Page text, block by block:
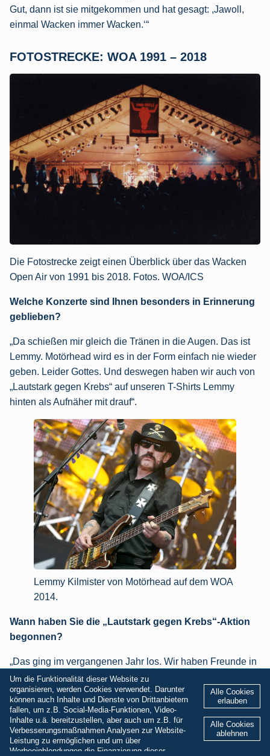
Gut, dann ist sie mitgekommen und hat gesagt: ,Jawoll,
einmal Wacken immer Wacken.‘“
FOTOSTRECKE: WOA 1991 – 2018
Die Fotostrecke zeigt einen Überblick über das Wacken
Open Air von 1991 bis 2018. Fotos. WOA/ICS
Welche Konzerte sind Ihnen besonders in Erinnerung
geblieben?
„Da schießen mir gleich die Tränen in die Augen. Das ist
Lemmy. Motörhead wird es in der Form einfach nie wieder
geben. Leider Gottes. Und deswegen haben wir auch von
„Lautstark gegen Krebs“ auf unseren T-Shirts Lemmy
hinten als Aufnäher mit drauf“.
Lemmy Kilmister von Motörhead auf dem WOA
2014.
Wann haben Sie die „Lautstark gegen Krebs“-Aktion
begonnen?
„Das ging im vergangenen Jahr los. Wir haben Freunde in
Kiel, mit denen wir 2017 über Weihnachten in Ägypten
waren. Wir kamen am 27. Dezember wieder, am 5. Januar
2018 ist der Mann ins Krankenhaus gekommen und bei
ihm wurde Lungenkrebs im Endstadium diagnostiziert.
Und am 27. Januar ist der dann leider verstorben. Das war
für mich der ausschlaggebende Punkt zu sagen, irgendwo
Um die Funktionalität dieser Website zu
organisieren, werden Cookies verwendet. Darunter
können auch Inhalte und Dienste von Drittanbietern
fallen, um z.B. Social-Media-Funktionen, Video-
Inhalte u.ä. bereitzustellen, aber auch um z.B. für
Verbesserungsmaßnahmen Analysen zur Website-
Leistung zu ermöglichen und um über
Werbeeinblendungen die Finanzierung dieser
Alle Cookies
erlauben
Alle Cookies
ablehnen